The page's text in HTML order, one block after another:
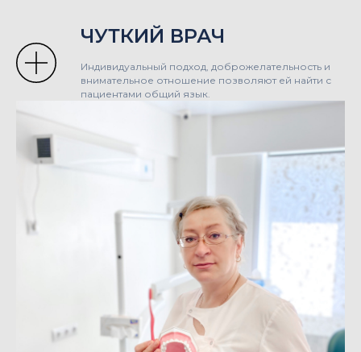
ЧУТКИЙ ВРАЧ
Индивидуальный подход, доброжелательность и
внимательное отношение позволяют ей найти с
пациентами общий язык.